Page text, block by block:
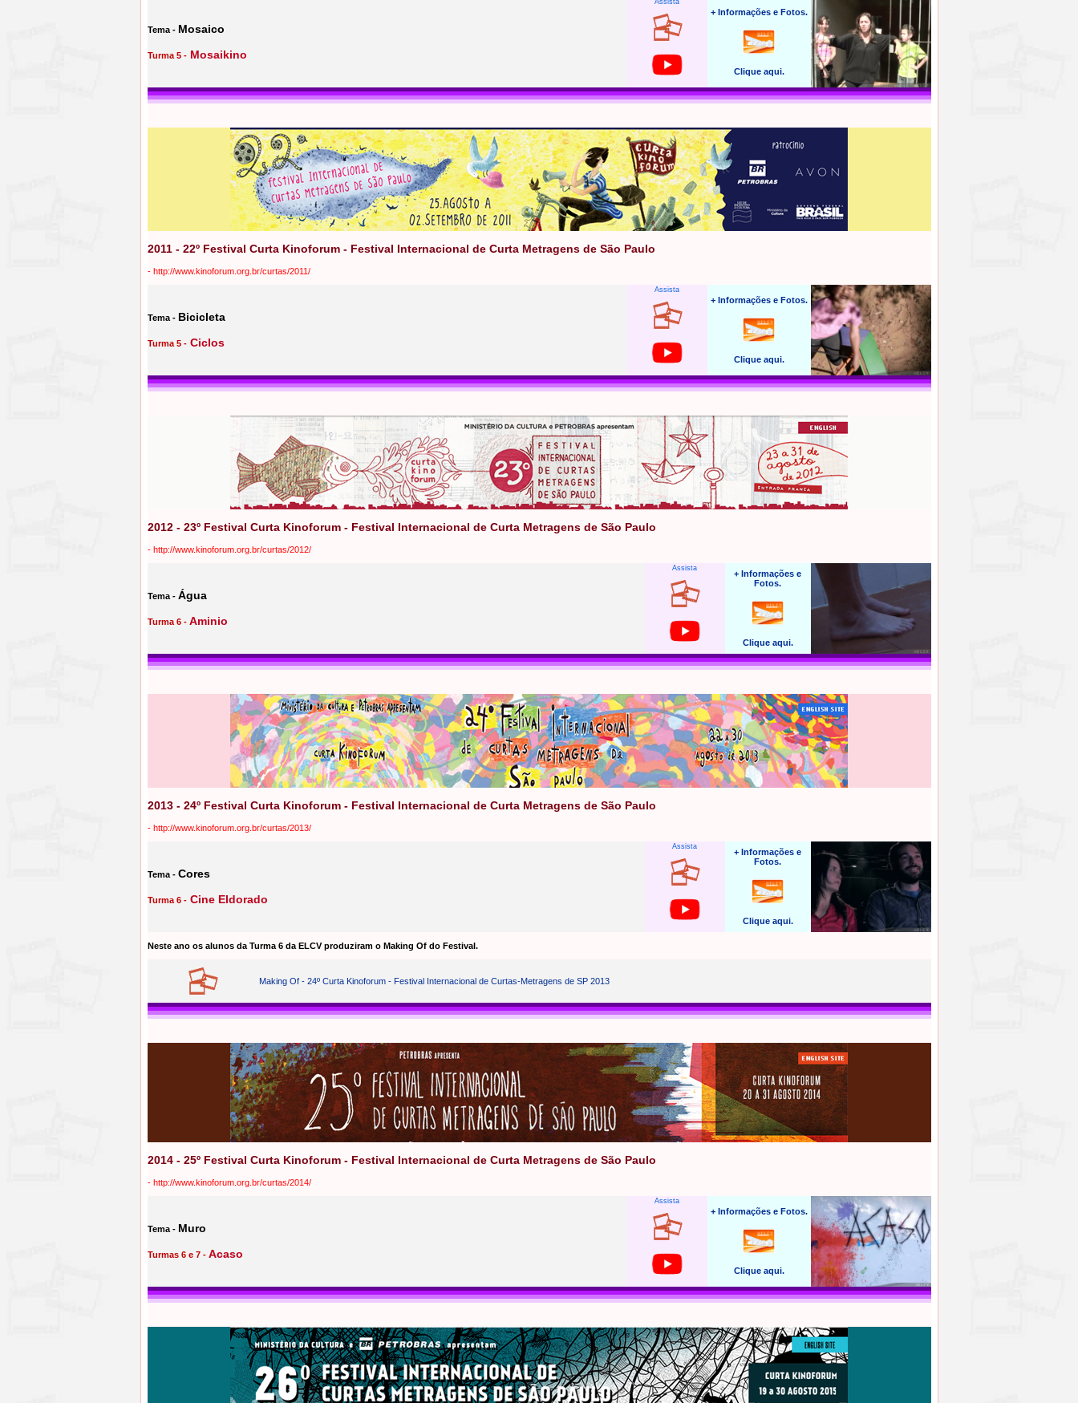
Tema - Mosaico
Turma 5 -Mosaikino
Assista
+ Informações e Fotos.
Clique aqui.
2011 - 22º Festival Curta Kinoforum - Festival Internacional de Curta Metragens de São Paulo
- http://www.kinoforum.org.br/curtas/2011/
Tema - Bicicleta
Turma 5 -Ciclos
Assista
+ Informações e Fotos.
Clique aqui.
2012 - 23º Festival Curta Kinoforum - Festival Internacional de Curta Metragens de São Paulo
- http://www.kinoforum.org.br/curtas/2012/
Tema - Água
Turma 6 -Aminio
Assista
+ Informações e
Fotos.
Clique aqui.
2013 - 24º Festival Curta Kinoforum - Festival Internacional de Curta Metragens de São Paulo
- http://www.kinoforum.org.br/curtas/2013/
Tema - Cores
Turma 6 -Cine Eldorado
Assista
+ Informações e
Fotos.
Clique aqui.
Neste ano os alunos da Turma 6 da ELCV produziram o Making Of do Festival.
Making Of - 24º Curta Kinoforum - Festival Internacional de Curtas-Metragens de SP 2013
2014 - 25º Festival Curta Kinoforum - Festival Internacional de Curta Metragens de São Paulo
- http://www.kinoforum.org.br/curtas/2014/
Tema - Muro
Turmas 6 e 7 -Acaso
Assista
+ Informações e Fotos.
Clique aqui.